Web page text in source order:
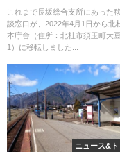
これまで長坂総合支所にあった
談窓口が、2022年4月1日から北
本庁舎（住所：北杜市須玉町大
1）に移転しました...
ニュース&ト